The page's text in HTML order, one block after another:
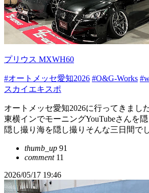
プリウス MXWH60
#オートメッセ愛知2026 #O&G-Works
スカイエキスポ
オートメッセ愛知2026に行ってきまし
東横インでモーニングYouTubeさんを
隠し撮り海を隠し撮りそんな三日間で
thumb_up 91
comment11
2026/05/17 19:46